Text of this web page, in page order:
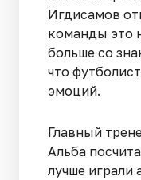
Игдисамов
команды это
больше со
что
эмоций.
Главный
Альба
лучше